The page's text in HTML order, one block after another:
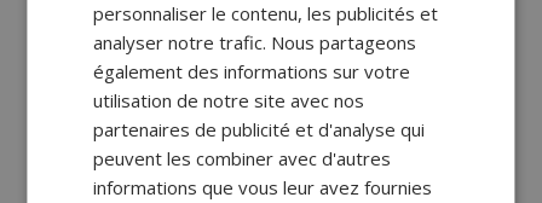
personnaliser le contenu, les publicités et
analyser notre trafic. Nous partageons
également des informations sur votre
utilisation de notre site avec nos
partenaires de publicité et d'analyse qui
peuvent les combiner avec d'autres
informations que vous leur avez fournies